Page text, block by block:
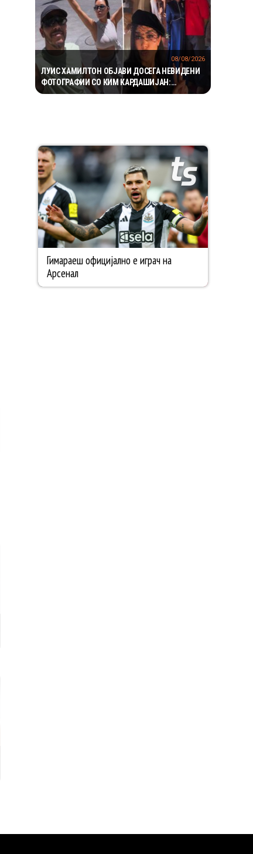
ЛУИС ХАМИЛТОН ОБЈАВИ ДОСЕГА НЕВИДЕНИ
ФОТОГРАФИИ СО КИМ КАРДАШИЈАН:
РОМАНСАТА СТАНУВА СÈ ПОСЕРИОЗНА
08/08/2026